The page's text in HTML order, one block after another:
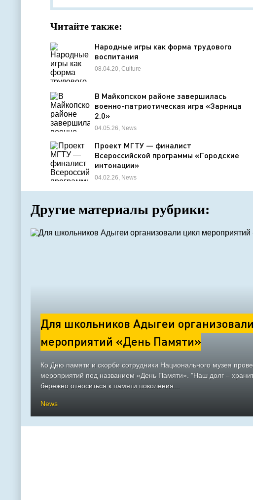
Читайте также:
Народные игры как форма трудового
воспитания
08.04.20, Culture
В Майкопском районе завершилась
военно-патриотическая игра «Зарница
2.0»
04.05.26, News
Проект МГТУ — финалист
Всероссийской программы «Городские
интонации»
04.02.26, News
Другие материалы рубрики:
Для школьников Адыгеи
мероприятий «День Памяти»
Ко Дню памяти и скорби сотрудники Национального музея
мероприятий под названием «День Памяти». "Наш долг –
бережно относиться к памяти поколения...
News